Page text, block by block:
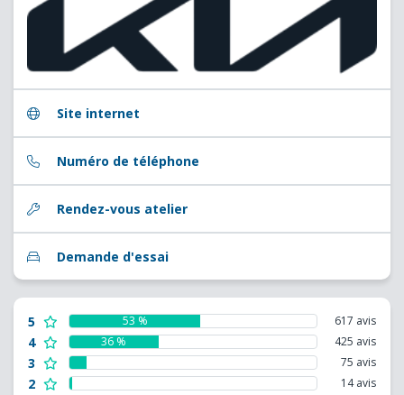
Site internet
Numéro de téléphone
Rendez-vous atelier
Demande d'essai
5 53 % 617 avis
4 36 % 425 avis
3 75 avis
2 14 avis